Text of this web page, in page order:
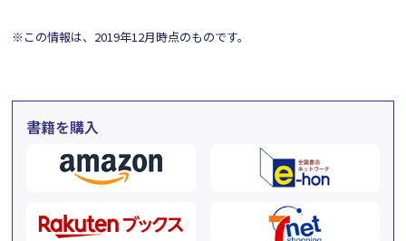
※この情報は、2019年12月時点のものです。
書籍を購入